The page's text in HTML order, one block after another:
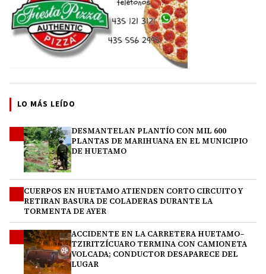
LO MÁS LEÍDO
DESMANTELAN PLANTÍO CON MIL 600
PLANTAS DE MARIHUANA EN EL MUNICIPIO
DE HUETAMO
CUERPOS EN HUETAMO ATIENDEN CORTO CIRCUITO Y
RETIRAN BASURA DE COLADERAS DURANTE LA
TORMENTA DE AYER
ACCIDENTE EN LA CARRETERA HUETAMO–
TZIRITZÍCUARO TERMINA CON CAMIONETA
VOLCADA; CONDUCTOR DESAPARECE DEL
LUGAR